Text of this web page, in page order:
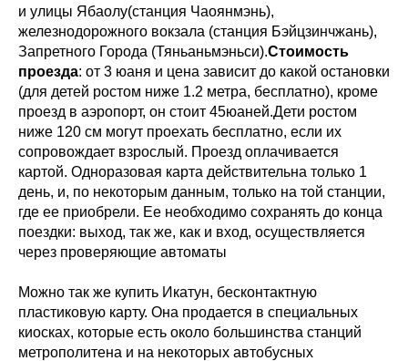
и улицы Ябаолу(станция Чаоянмэнь),
железнодорожного вокзала (станция Бэйцзинчжань),
Запретного Города (Тяньаньмэньси).Стоимость
проезда: от 3 юаня и цена зависит до какой остановки
(для детей ростом ниже 1.2 метра, бесплатно), кроме
проезд в аэропорт, он стоит 45юаней.Дети ростом
ниже 120 см могут проехать бесплатно, если их
сопровождает взрослый. Проезд оплачивается
картой. Одноразовая карта действительна только 1
день, и, по некоторым данным, только на той станции,
где ее приобрели. Ее необходимо сохранять до конца
поездки: выход, так же, как и вход, осуществляется
через проверяющие автоматы
Можно так же купить Икатун, бесконтактную
пластиковую карту. Она продается в специальных
киосках, которые есть около большинства станций
метрополитена и на некоторых автобусных